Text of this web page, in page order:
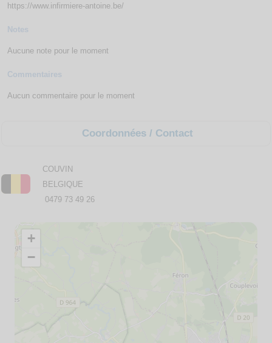
https://www.infirmiere-antoine.be/
Notes
Aucune note pour le moment
Commentaires
Aucun commentaire pour le moment
Coordonnées / Contact
COUVIN
BELGIQUE
0479 73 49 26
+
−